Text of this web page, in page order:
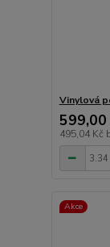
Vinylová
599,00
495,04 Kč
Akce